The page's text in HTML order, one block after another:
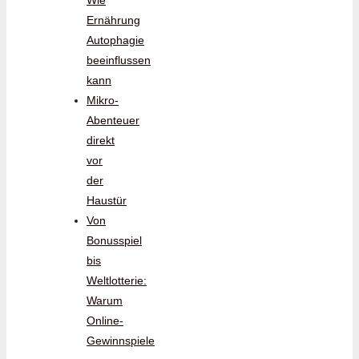
Ernährung
Autophagie
beeinflussen
kann
Mikro-
Abenteuer
direkt
vor
der
Haustür
Von
Bonusspiel
bis
Weltlotterie:
Warum
Online-
Gewinnspiele